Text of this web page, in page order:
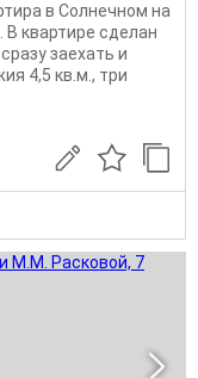
в Солнечном на
квaртиpе cделан
зaexать и
4,5 кв.м., три